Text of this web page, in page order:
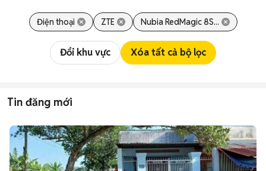
Điện thoại ZTE Nubia RedMagic 8S...
Đổi khu vực Xóa tất cả bộ lọc
Tin đăng mới